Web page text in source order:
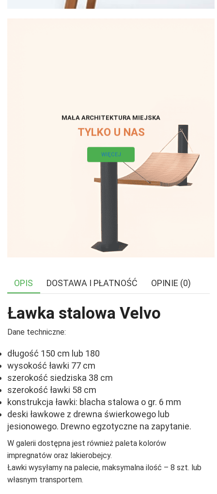
MAŁA ARCHITEKTURA MIEJSKA
TYLKO U NAS
WIĘCEJ
OPIS DOSTAWA I PŁATNOŚĆ OPINIE (0)
Ławka stalowa Velvo
Dane techniczne:
długość 150 cm lub 180
wysokość ławki 77 cm
szerokość siedziska 38 cm
szerokość ławki 58 cm
konstrukcja ławki: blacha stalowa o gr. 6 mm
deski ławkowe z drewna świerkowego lub
jesionowego. Drewno egzotyczne na zapytanie.
W galerii dostępna jest również paleta kolorów
impregnatów oraz lakierobejcy.
Ławki wysyłamy na palecie, maksymalna ilość – 8 szt. lub
własnym transportem.